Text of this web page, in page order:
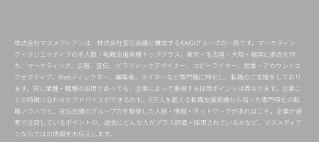
株式会社マスメディアンは、株式会社宣伝会議と構成するKAIGIグループの一員です。マーケティン
グ・クリエイティブの求人数・転職支援実績トップクラス。東京・名古屋・大阪・福岡に拠点を持
ち、マーケティング、広報、宣伝、グラフィックデザイナー、コピーライター、営業・アカウントエ
グゼクティブ、Webディレクター、編集者、ライターなど専門職に特化し、転職のご支援をしており
ます。同じ業種・職種の採用であっても、企業によって重視する採用ポイントは異なります。企業ご
との特徴に合わせたアドバイスができるのも、6万人を超える転職支援実績から培った専門特化の転
職ノウハウと、宣伝会議のグループ力を駆使した人脈・情報・ネットワークがあればこそ。企業が選
考で注目しているポイントや、過去にどんな人がプラス評価・採用されているかなど、マスメディア
ンならではの情報をお伝えします。